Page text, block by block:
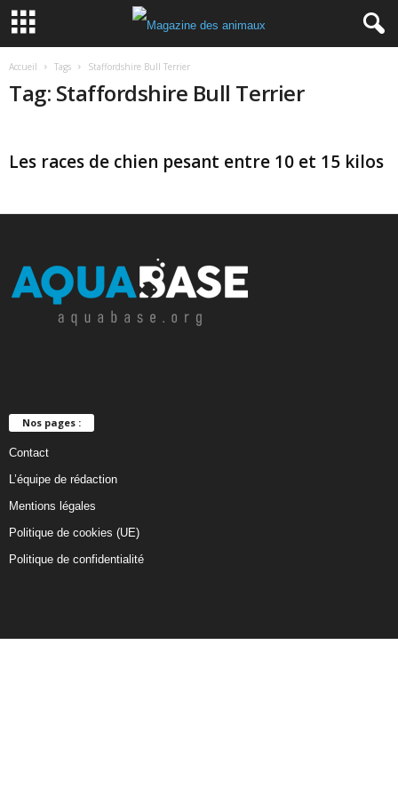
Accueil Tags Staffordshire Bull Terrier
Tag: Staffordshire Bull Terrier
Les races de chien pesant entre 10 et 15 kilos
Nos pages :
Contact
L’équipe de rédaction
Mentions légales
Politique de cookies (UE)
Politique de confidentialité